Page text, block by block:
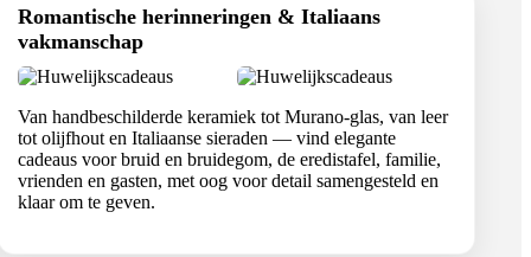
Romantische herinneringen & Italiaans
vakmanschap
Van handbeschilderde keramiek tot Murano-glas, van leer
tot olijfhout en Italiaanse sieraden — vind elegante
cadeaus voor bruid en bruidegom, de eredistafel, familie,
vrienden en gasten, met oog voor detail samengesteld en
klaar om te geven.